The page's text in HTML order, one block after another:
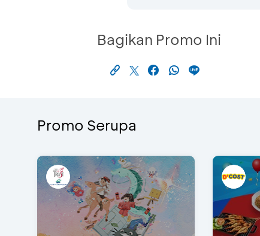
Bagikan Promo Ini
Promo Serupa